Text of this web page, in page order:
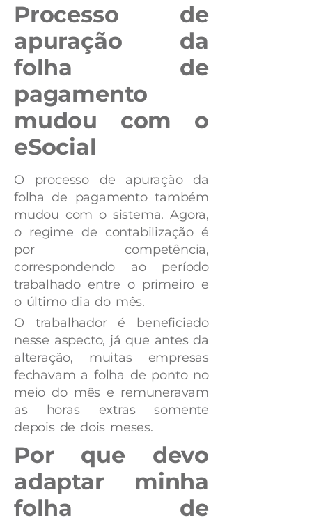
Processo de
apuração da
folha de
pagamento
mudou com o
eSocial
O processo de apuração da
folha de pagamento também
mudou com o sistema. Agora,
o regime de contabilização é
por competência,
correspondendo ao período
trabalhado entre o primeiro e
o último dia do mês.
O trabalhador é beneficiado
nesse aspecto, já que antes da
alteração, muitas empresas
fechavam a folha de ponto no
meio do mês e remuneravam
as horas extras somente
depois de dois meses.
Por que devo
adaptar minha
folha de